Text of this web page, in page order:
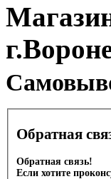
Обратная
Обратная связь!
Если хотите